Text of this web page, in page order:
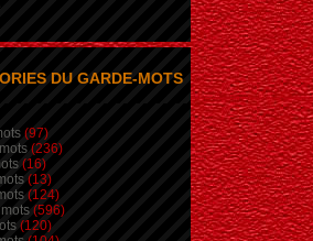
DU GARDE-MOTS
(97)
(236)
(16)
(13)
(124)
(596)
(120)